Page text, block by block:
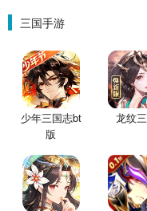
三国手游
少年三国志bt
版
龙纹